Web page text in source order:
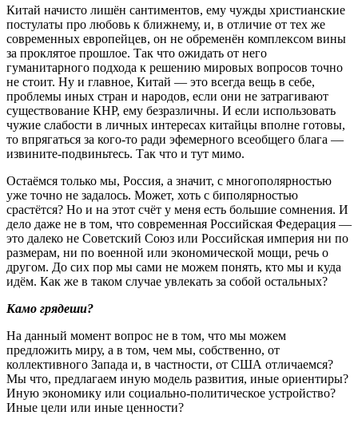
Китай начисто лишён сантиментов, ему чужды христианские
постулаты про любовь к ближнему, и, в отличие от тех же
современных европейцев, он не обременён комплексом вины
за проклятое прошлое. Так что ожидать от него
гуманитарного подхода к решению мировых вопросов точно
не стоит. Ну и главное, Китай ― это всегда вещь в себе,
проблемы иных стран и народов, если они не затрагивают
существование КНР, ему безразличны. И если использовать
чужие слабости в личных интересах китайцы вполне готовы,
то впрягаться за кого-то ради эфемерного всеобщего блага ―
извините-подвиньтесь. Так что и тут мимо.
Остаёмся только мы, Россия, а значит, с многополярностью
уже точно не задалось. Может, хоть с биполярностью
срастётся? Но и на этот счёт у меня есть большие сомнения. И
дело даже не в том, что современная Российская Федерация ―
это далеко не Советский Союз или Российская империя ни по
размерам, ни по военной или экономической мощи, речь о
другом. До сих пор мы сами не можем понять, кто мы и куда
идём. Как же в таком случае увлекать за собой остальных?
Камо грядеши?
На данный момент вопрос не в том, что мы можем
предложить миру, а в том, чем мы, собственно, от
коллективного Запада и, в частности, от США отличаемся?
Мы что, предлагаем иную модель развития, иные ориентиры?
Иную экономику или социально-политическое устройство?
Иные цели или иные ценности?